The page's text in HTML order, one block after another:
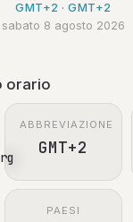
GMT+2 · GMT+2
sabato 8 agosto 2026
orario
ABBREVIAZIONE
GMT+2
PAESI